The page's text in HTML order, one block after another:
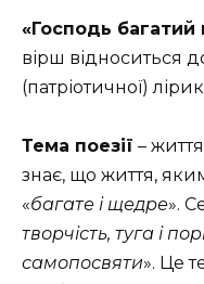
«Господь багатий
вірш відноситься
(патріотичної)
Тема поезії –
знає, що життя,
«багате і щедре».
творчість, туга і
самопосвяти». Це